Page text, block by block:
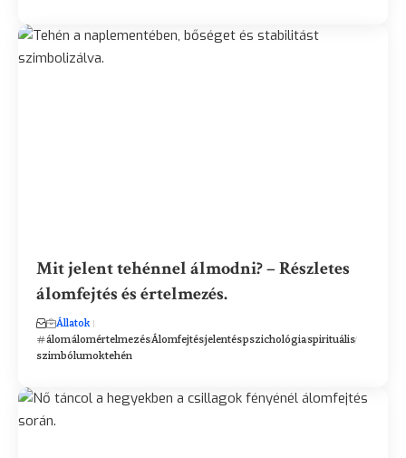
Mit jelent tehénnel álmodni? – Részletes
álomfejtés és értelmezés.
Állatok
álomálomértelmezésÁlomfejtésjelentéspszichológiaspirituális
szimbólumoktehén